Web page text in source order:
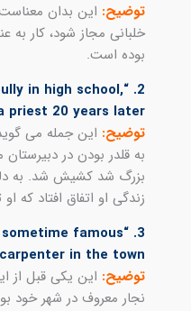
توضیح: این بدان
خلبانی مجاز شود، کار
بوده است.
in high school,
priest 20 years later.”
توضیح: این جمله می
به قلدر بودن در
بزرگ شد کشیش شد. به
زندگی او اتفاق افتاد که او
sometime famous
carpenter in the town.”
توضیح: این یکی قبل از
نجار معروف در شهر خود